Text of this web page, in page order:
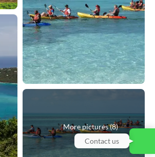
More pictures (8)
Contact us